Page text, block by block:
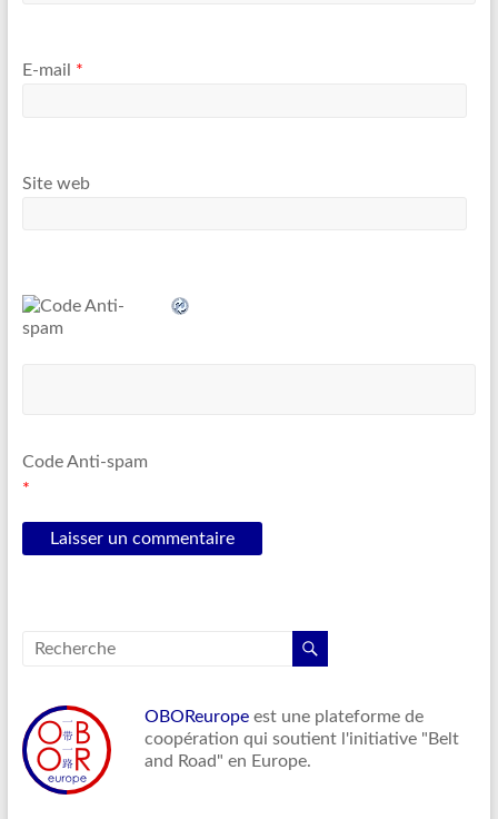
E-mail *
Site web
Code Anti-spam
*
OBOReuropeest une plateforme de
coopération qui soutient l'initiative "Belt
and Road" en Europe.